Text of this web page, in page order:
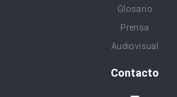
Glosario
Prensa
Audiovisual
Contacto